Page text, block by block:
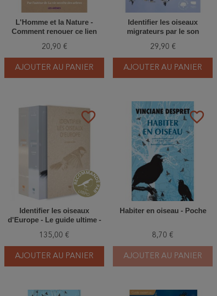
L'Homme et la Nature -
Comment renouer ce lien
20,90 €
AJOUTER AU PANIER
Identifier les oiseaux
migrateurs par le son
29,90 €
AJOUTER AU PANIER
favorite_border
Identifier les oiseaux
d'Europe - Le guide ultime -
135,00 €
AJOUTER AU PANIER
favorite_border
Habiter en oiseau - Poche
8,70 €
AJOUTER AU PANIER